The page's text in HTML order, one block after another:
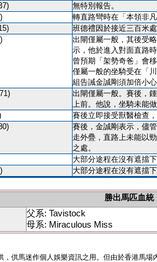
無特別報告。
轉直路彎時在「本領非
班德禮因於接近三百米
出閘僅屬一般，其後受
示，他於進入對面直路
曾預期「架勢奇爸」會
僅屬一般的坐騎受在「
組告誡金誠剛須加倍小
出閘僅屬一般。賽後，
上前。他說，坐騎未能
賽後立即接受獸醫檢查
賽後，金誠剛表示，儘
走外疊，直路上未能以
之處。
大部分途程在沒有遮擋
大部分途程在沒有遮擋
勝出馬匹血統
父系: Tavistock
母系: Miraculous Miss
，供馬迷作個人娛樂資訊之用。但由於香港馬